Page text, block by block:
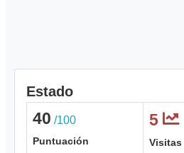
Estado
40 /100
Puntuación
5
Visitas